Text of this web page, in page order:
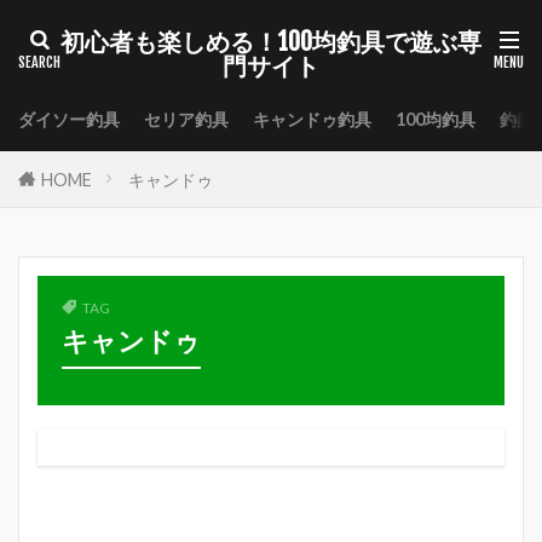
初心者も楽しめる！100均釣具で遊ぶ専
門サイト
ダイソー釣具 セリア釣具 キャンドゥ釣具 100均釣具 釣具
HOME キャンドゥ
TAG
キャンドゥ